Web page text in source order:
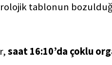
tablonun
saat 16:10’da çoklu